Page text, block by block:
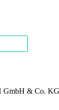
GmbH & Co. KG